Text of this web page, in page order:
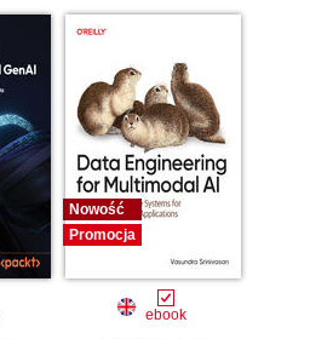
Nowość
Promocja
ebook